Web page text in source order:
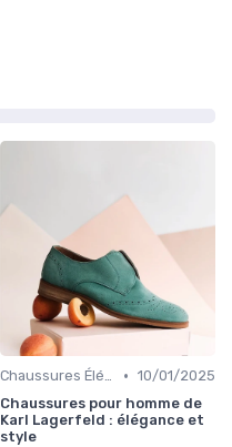
Chaussures Élégantes et de Cérémonie • 10/01/2025
Chaussures pour homme de
Karl Lagerfeld : élégance et
style